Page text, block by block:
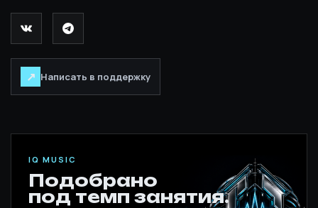
↗ Написать в поддержку
IQ MUSIC
Подобрано
под темп занятия.